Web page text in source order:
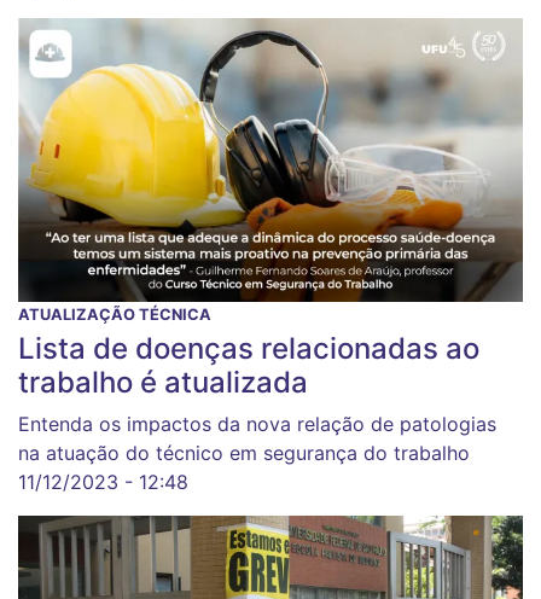
ATUALIZAÇÃO TÉCNICA
Lista de doenças relacionadas ao
trabalho é atualizada
Entenda os impactos da nova relação de patologias
na atuação do técnico em segurança do trabalho
11/12/2023 - 12:48